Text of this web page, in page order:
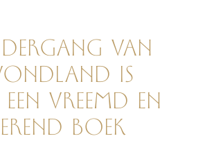
van
is
vreemd en
boek